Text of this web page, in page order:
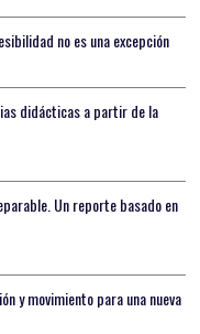
no es una excepción
didácticas a partir de la
Un reporte basado en
y movimiento para una nueva